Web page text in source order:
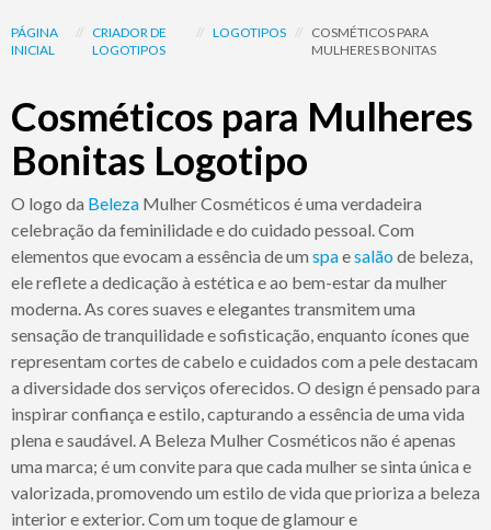
PÁGINA
INICIAL
// CRIADOR DE
LOGOTIPOS
// LOGOTIPOS // COSMÉTICOS PARA
MULHERES BONITAS
Cosméticos para Mulheres
Bonitas Logotipo
O logo da Beleza Mulher Cosméticos é uma verdadeira
celebração da feminilidade e do cuidado pessoal. Com
elementos que evocam a essência de um spaesalãode beleza,
ele reflete a dedicação à estética e ao bem-estar da mulher
moderna. As cores suaves e elegantes transmitem uma
sensação de tranquilidade e sofisticação, enquanto ícones que
representam cortes de cabelo e cuidados com a pele destacam
a diversidade dos serviços oferecidos. O design é pensado para
inspirar confiança e estilo, capturando a essência de uma vida
plena e saudável. A Beleza Mulher Cosméticos não é apenas
uma marca; é um convite para que cada mulher se sinta única e
valorizada, promovendo um estilo de vida que prioriza a beleza
interior e exterior. Com um toque de glamour e